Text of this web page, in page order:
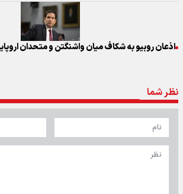
اذعان روبیو به شکاف میان واشنگتن و متحدان
نظر شما